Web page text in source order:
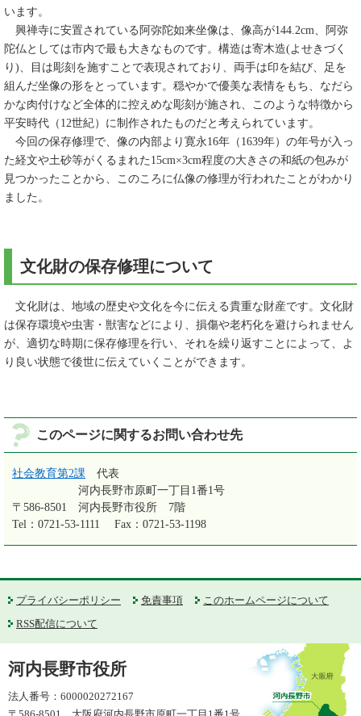
います。
興禅寺に安置されている阿弥陀如来坐像は、像高が144.2cm、阿弥
陀仏としては市内で最も大きなものです。構造は寄木造(よせきづく
り)、目は彫刻を施すことで表現されており、両手は印を結び、足を
組んだ坐像の形をとっています。穏やかで優美な表情をもち、なだら
かな肉付けなど全体的に控えめな彫刻が施され、このような特徴から
平安時代（12世紀）に制作されたものだと考えられています。
今回の保存修理で、像の内部より寛永16年（1639年）の年号が入っ
た経文や土砂等がくるまれた15cm×3cm程度の大きさの和紙の包みが
見つかったことから、このころに仏像の修理が行われたことがわかり
ました。
文化財の保存修理について
文化財は、地域の歴史や文化を今に伝える貴重な財産です。文化財
は保存環境や虫害・獣害などにより、損傷や老朽化を避けられません
が、適切な時期に保存修理を行い、それを繰り返すことによって、よ
り良い状態で後世に伝えていくことができます。
このページに関するお問い合わせ先
社会教育第2課 代表
〒586-8501
河内長野市原町一丁目1番1号
河内長野市役所 7階
Tel：0721-53-1111
Fax：0721-53-1198
プライバシーポリシー 免責事項
このホームページについて
RSS配信について
河内長野市役所
法人番号：6000020272167